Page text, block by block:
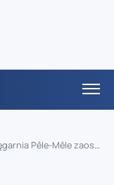
przy skupie książek – obawy o paserstwo rzadkich egzemplarzy